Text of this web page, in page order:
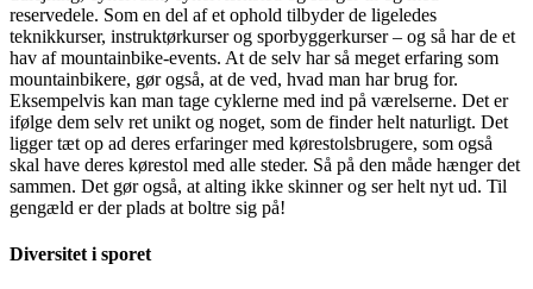
reservedele. Som en del af et ophold tilbyder de ligeledes
teknikkurser, instruktørkurser og sporbyggerkurser – og så har de et
hav af mountainbike-events. At de selv har så meget erfaring som
mountainbikere, gør også, at de ved, hvad man har brug for.
Eksempelvis kan man tage cyklerne med ind på værelserne. Det er
ifølge dem selv ret unikt og noget, som de finder helt naturligt. Det
ligger tæt op ad deres erfaringer med kørestolsbrugere, som også
skal have deres kørestol med alle steder. Så på den måde hænger det
sammen. Det gør også, at alting ikke skinner og ser helt nyt ud. Til
gengæld er der plads at boltre sig på!
Diversitet i sporet